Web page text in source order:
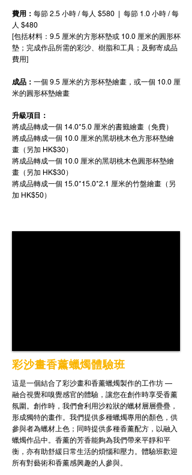
費用： 每節 2.5 小時 / 每人 $580 | 每節 1.0 小時 / 每
人 $480
[包括材料：9.5 厘米的方形杯墊或 10.0 厘米的圓形杯
墊；完成作品所需的彩沙、樹脂和工具；及郵寄成品
費用]
成品： 一個 9.5 厘米的方形杯墊繪畫，或一個 10.0 厘
米的圓形杯墊繪畫
升級項目 ：
將成品轉成一個 14.0*5.0 厘米的書籤繪畫（免費）
將成品轉成一個 10.0 厘米的黑胡桃木色方形杯墊繪
畫（另加 HK$30）
將成品轉成一個 10.0 厘米的黑胡桃木色圓形杯墊繪
畫（另加 HK$30）
將成品轉成一個 15.0*15.0*2.1 厘米的竹盤繪畫（另
加 HK$50）
彩沙畫香薰蠟燭體驗班
這是一個結合了彩沙畫和香薰蠟燭製作的工作坊 —
融合視覺和嗅覺感官的體驗，讓您在創作時享受香薰
氛圍。創作時，我們會利用沙粒狀的蠟材層層疊疊，
形成獨特的畫作。我們提供多種蠟燭專用的顏色，供
參與者為蠟材上色；同時提供多種香薰配方，以融入
蠟燭作品中。香薰的芳香能夠為我們帶來平靜和平
衡，亦有助舒緩日常生活的煩惱和壓力。體驗班歡迎
所有對藝術和香薰感興趣的人參與。